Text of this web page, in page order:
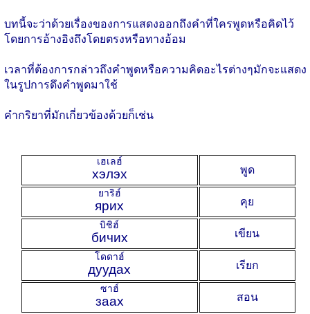
บทนี้จะว่าด้วยเรื่องของการแสดงออกถึงคำที่ใครพูดหรือคิดไว้
โดยการอ้างอิงถึงโดยตรงหรือทางอ้อม
เวลาที่ต้องการกล่าวถึงคำพูดหรือความคิดอะไรต่างๆมักจะแสดง
ในรูปการดึงคำพูดมาใช้
คำกริยาที่มักเกี่ยวข้องด้วยก็เช่น
хэлэх
เฮเลฮ์
พูด
ярих
ยาริฮ์
คุย
бичих
บิชิฮ์
เขียน
дуудах
โดดาฮ์
เรียก
заах
ซาฮ์
สอน